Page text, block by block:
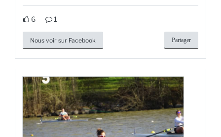
6 1
Nous voir sur Facebook Partager